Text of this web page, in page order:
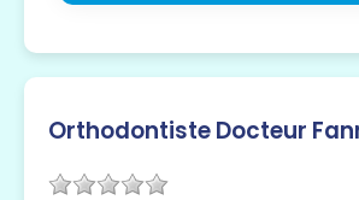
Orthodontiste Docteur